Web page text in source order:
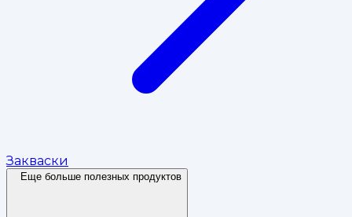
Закваски
Еще больше полезных продуктов